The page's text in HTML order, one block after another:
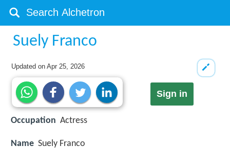
Suely Franco
Updated onApr 25, 2026
Sign in
Occupation Actress
Name Suely Franco